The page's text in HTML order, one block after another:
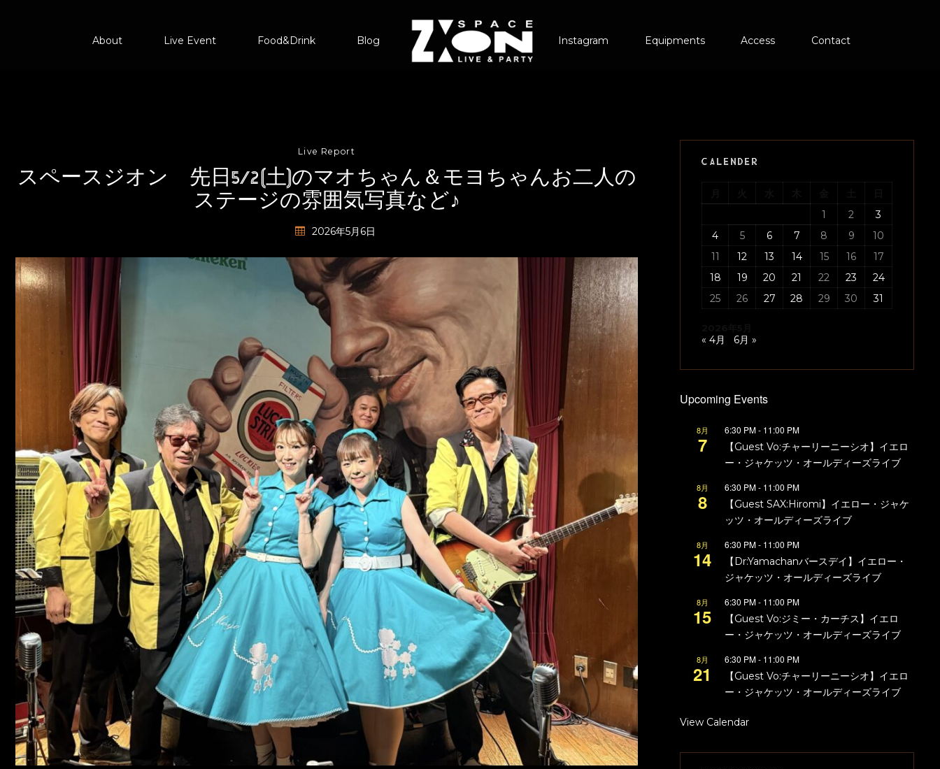
About Live Event Food&Drink Blog Instagram Equipments Access Contact
Live Report
スペースジオン 先日5/2(土)のマオちゃん＆モヨちゃんお二人の
ステージの雰囲気写真など♪
2026年5月6日
CALENDER
1
2
3
4
5 6 7 8 9
10
11
12 13 14 15 16
17
18
19 20 21 22 23
24
25
26 27 28 29 30 31
« 4月 6月 »
Upcoming Events
8月
7
6:30 PM- 11:00 PM
【Guest Vo:チャーリーニーシオ】イエロ
ー・ジャケッツ・オールディーズライブ
8月
8
6:30 PM- 11:00 PM
【Guest SAX:Hiromi】イエロー・ジャケ
ッツ・オールディーズライブ
8月
14
6:30 PM- 11:00 PM
【Dr:Yamachanバースデイ】イエロー・
ジャケッツ・オールディーズライブ
8月
15
6:30 PM- 11:00 PM
【Guest Vo:ジミー・カーチス】イエロ
ー・ジャケッツ・オールディーズライブ
8月
21
6:30 PM- 11:00 PM
【Guest Vo:チャーリーニーシオ】イエロ
ー・ジャケッツ・オールディーズライブ
View Calendar